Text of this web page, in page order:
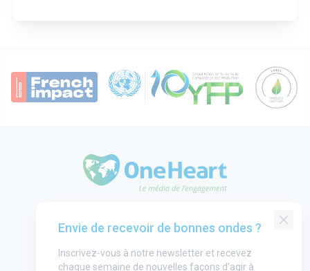
Groupe One Heart
Annonceurs
Envie de recevoir de bonnes ondes ?
Inscrivez-vous à notre newsletter et recevez
chaque semaine de nouvelles façons d'agir à